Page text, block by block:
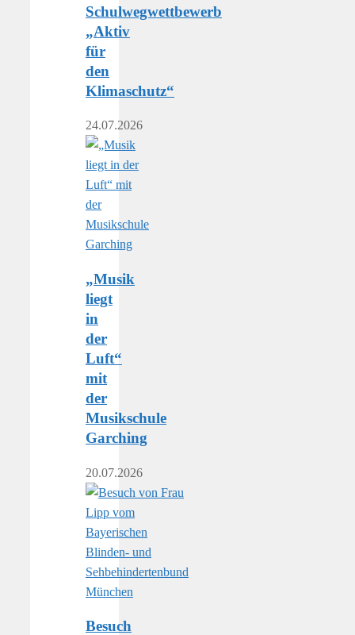
Schulwegwettbewerb
„Aktiv
für
den
Klimaschutz“
24.07.2026
„Musik
liegt
in
der
Luft“
mit
der
Musikschule
Garching
20.07.2026
Besuch